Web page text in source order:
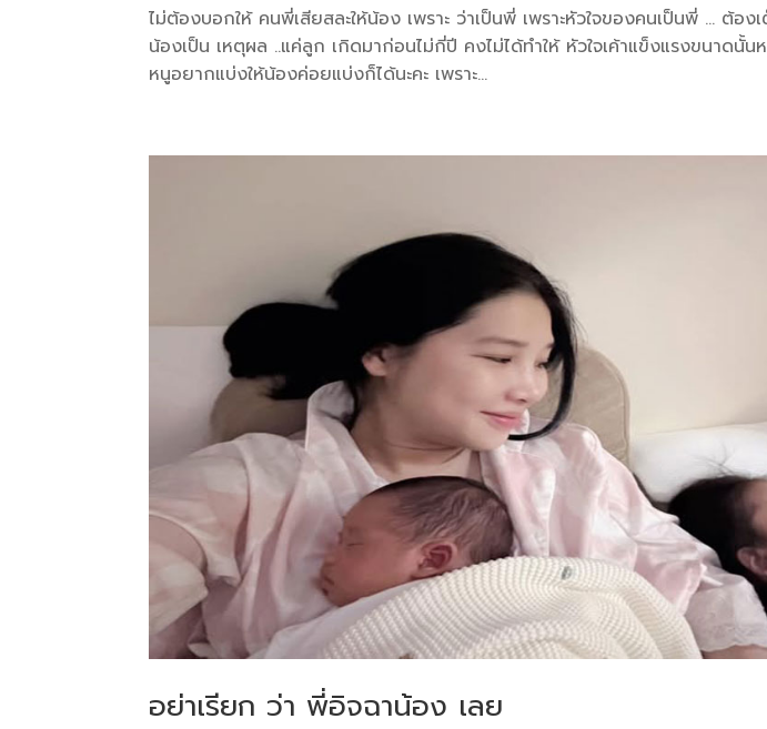
ไม่ต้องบอกให้ คนพี่เสียสละให้น้อง เพราะ ว่าเป็นพี่ เพราะหัวใจของคนเป็นพี่ … ต้อ
น้องเป็น เหตุผล ..แค่ลูก เกิดมาก่อนไม่กี่ปี คงไม่ได้ทำให้ หัวใจเค้าแข็งแรงขนาดนั้น
หนูอยากแบ่งให้น้องค่อยแบ่งก็ได้นะคะ เพราะ...
อย่าเรียก ว่า พี่อิจฉาน้อง เลย